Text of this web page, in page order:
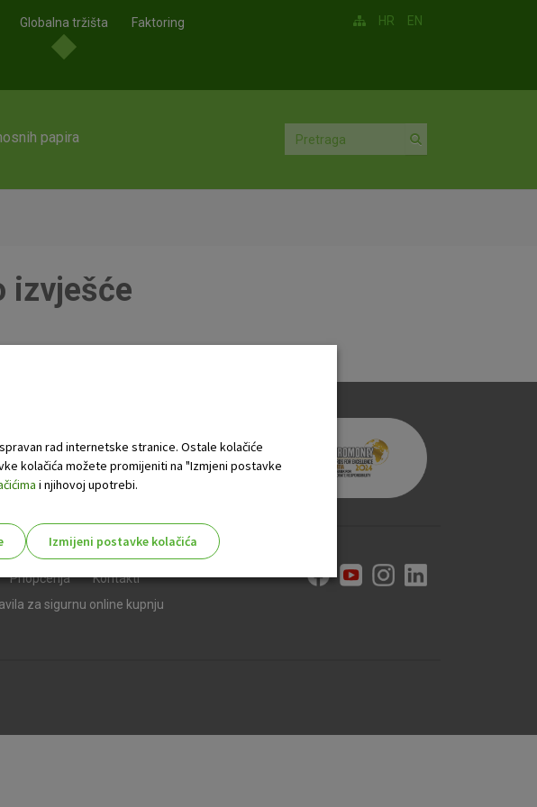
Globalna tržišta Faktoring HR EN
papira
izvješće
Priopćenja
Kontakti
za sigurnu online kupnju
rad internetske stranice. Ostale kolačiće
kolačića možete promijeniti na "Izmjeni postavke
i njihovoj upotrebi.
Izmijeni postavke kolačića